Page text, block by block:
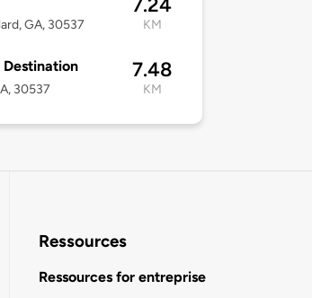
GA, 30537 KM
Destination
30537
7.48
KM
Ressources
Ressources for entreprise